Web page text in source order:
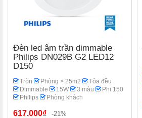
Đèn led âm trần dimmable
Philips DN029B G2 LED12
D150
Tròn Phòng > 25m2
Tỏa đều
Dimmable
15W 3 màu
Phi 150
Philips
Phòng khách
617.000₫
-21%